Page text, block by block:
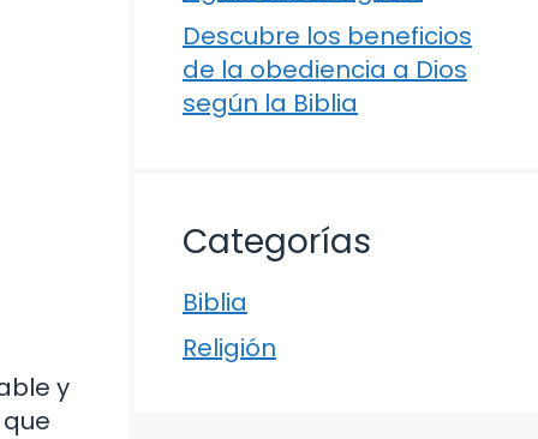
y
Descubre los beneficios
de la obediencia a Dios
según la Biblia
Categorías
Biblia
Religión